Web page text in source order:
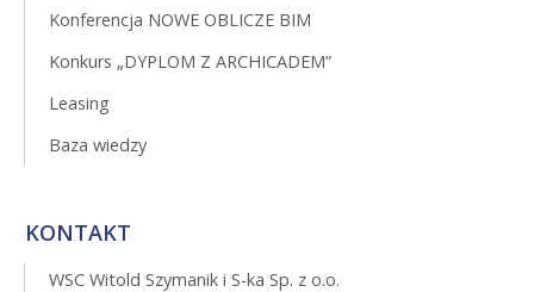
Konferencja NOWE OBLICZE BIM
Konkurs „DYPLOM Z ARCHICADEM”
Leasing
Baza wiedzy
KONTAKT
WSC Witold Szymanik i S-ka Sp. z o.o.